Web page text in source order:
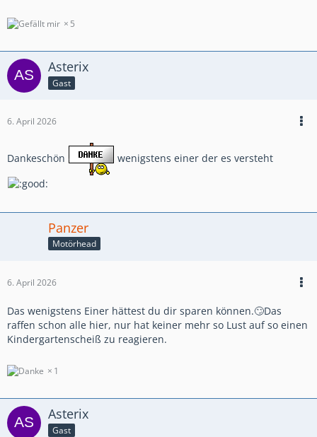
5
Asterix
Gast
6. April 2026
Dankeschön wenigstens einer der es versteht
Panzer
Motörhead
6. April 2026
Das wenigstens Einer hättest du dir sparen können.🙄Das
raffen schon alle hier, nur hat keiner mehr so Lust auf so einen
Kindergartenscheiß zu reagieren.
1
Asterix
Gast